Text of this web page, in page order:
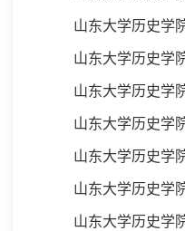
山东大学历史学
山东大学历史学
山东大学历史学
山东大学历史学
山东大学历史学
山东大学历史学
山东大学历史学